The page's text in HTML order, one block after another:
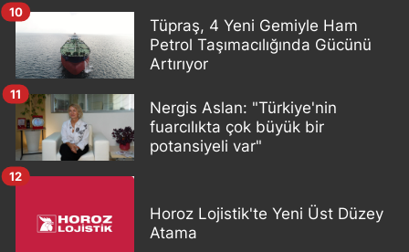
Tüpraş, 4 Yeni Gemiyle Ham
Petrol Taşımacılığında Gücünü
Artırıyor
10
Nergis Aslan: "Türkiye'nin
fuarcılıkta çok büyük bir
potansiyeli var"
11
Horoz Lojistik'te Yeni Üst Düzey
Atama
12